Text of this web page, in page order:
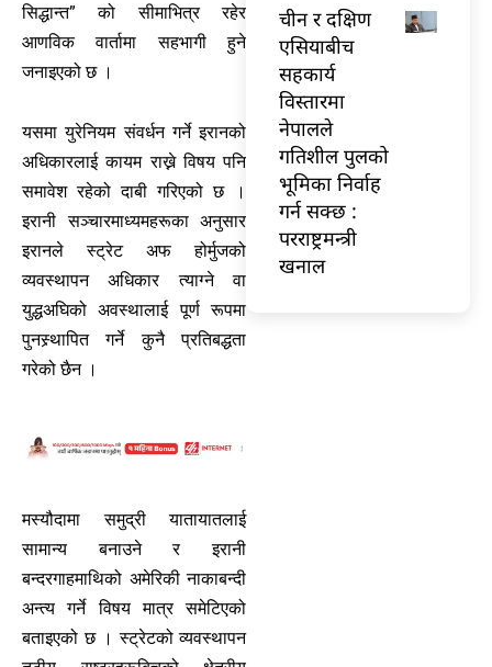
सिद्धान्त” को सीमाभित्र रहेर
आणविक वार्तामा सहभागी हुने
जनाइएको छ ।
यसमा युरेनियम संवर्धन गर्ने इरानको
अधिकारलाई कायम राख्ने विषय पनि
समावेश रहेको दाबी गरिएको छ ।
इरानी सञ्चारमाध्यमहरूका अनुसार
इरानले स्ट्रेट अफ होर्मुजको
व्यवस्थापन अधिकार त्याग्ने वा
युद्धअघिको अवस्थालाई पूर्ण रूपमा
पुनस्र्थापित गर्ने कुनै प्रतिबद्धता
गरेको छैन ।
मस्यौदामा समुद्री यातायातलाई
सामान्य बनाउने र इरानी
बन्दरगाहमाथिको अमेरिकी नाकाबन्दी
अन्त्य गर्ने विषय मात्र समेटिएको
बताइएको छ । स्ट्रेटको व्यवस्थापन
चीन र दक्षिण
एसियाबीच
सहकार्य
विस्तारमा
नेपालले
गतिशील पुलको
भूमिका निर्वाह
गर्न सक्छ :
परराष्ट्रमन्त्री
खनाल